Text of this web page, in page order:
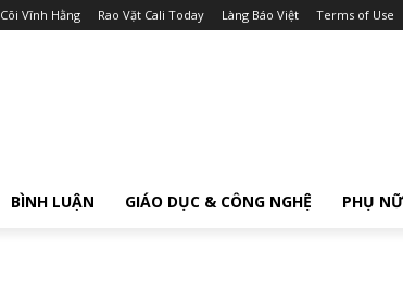
Cõi Vĩnh Hằng Rao Vặt Cali Today Làng Báo Việt Terms of Use
BÌNH LUẬN GIÁO DỤC & CÔNG NGHỆ PHỤ NỮ